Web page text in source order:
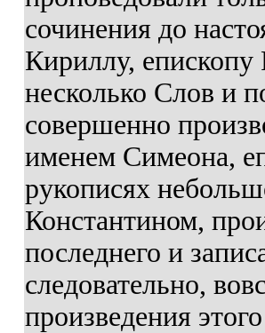
сочинения до
Кириллу,
несколько Слов и
совершенно
именем Симеона,
рукописях
Константином,
последнего и
следовательно,
произведения